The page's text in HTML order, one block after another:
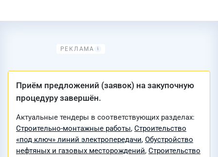
Приём предложений (заявок) на закупочную
процедуру завершён.
Актуальные тендеры в соответствующих разделах:
Строительно-монтажные работы, Строительство
«под ключ» линий электропередачи, Обустройство
нефтяных и газовых месторождений, Строительство